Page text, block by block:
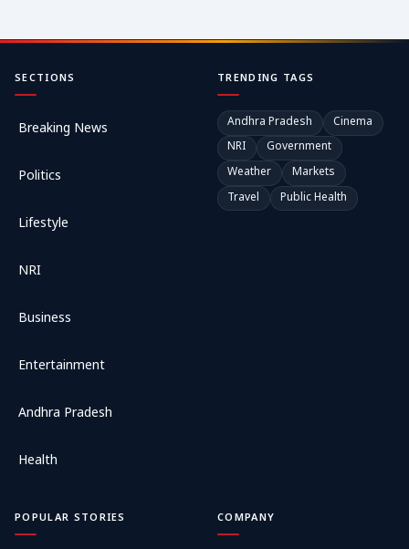
SECTIONS
Breaking News
Politics
Lifestyle
NRI
Business
Entertainment
Andhra Pradesh
Health
TRENDING TAGS
Andhra Pradesh
Cinema
NRI
Government
Weather
Markets
Travel
Public Health
POPULAR STORIES COMPANY